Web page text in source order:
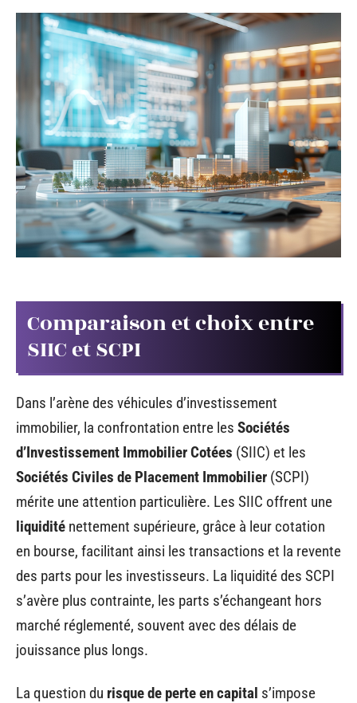
Comparaison et choix entre
SIIC et SCPI
Dans l’arène des véhicules d’investissement
immobilier, la confrontation entre les Sociétés
d’Investissement Immobilier Cotées (SIIC) et les
Sociétés Civiles de Placement Immobilier (SCPI)
mérite une attention particulière. Les SIIC offrent une
liquidité nettement supérieure, grâce à leur cotation
en bourse, facilitant ainsi les transactions et la revente
des parts pour les investisseurs. La liquidité des SCPI
s’avère plus contrainte, les parts s’échangeant hors
marché réglementé, souvent avec des délais de
jouissance plus longs.
La question du risque de perte en capital s’impose